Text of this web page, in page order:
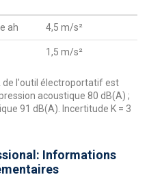
ah 4,5 m/s²
1,5 m/s²
de l'outil électroportatif est
acoustique 80 dB(A) ;
91 dB(A). Incertitude K = 3
Informations